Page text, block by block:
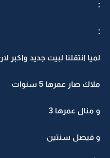
:
:
لميا انتقلنا لبيت جديد واكبر
ملاك صار عمرها 5 سنوات
و منال عمرها 3
و فيصل سنتين